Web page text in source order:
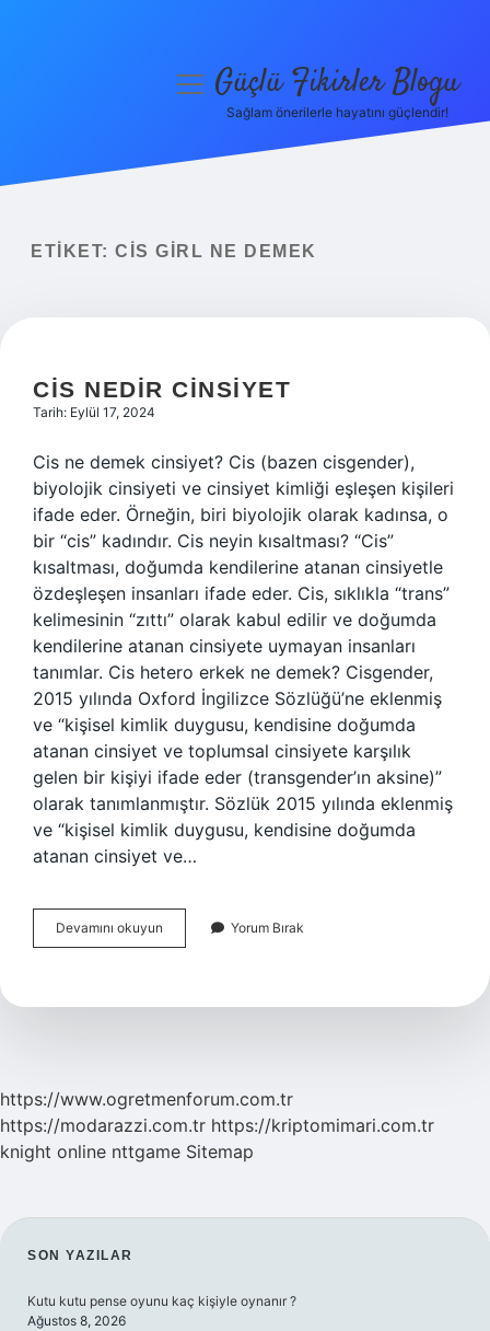
Yasal Uyarı
menüyüGüçlü Fikirler Blogu
Sağlam önerilerle hayatını güçlendir!
ETIKET: CIS GIRL NE DEMEK
CIS NEDIR CINSIYET
Tarih: Eylül 17, 2024
Cis ne demek cinsiyet? Cis (bazen cisgender),
biyolojik cinsiyeti ve cinsiyet kimliği eşleşen kişileri
ifade eder. Örneğin, biri biyolojik olarak kadınsa, o
bir “cis” kadındır. Cis neyin kısaltması? “Cis”
kısaltması, doğumda kendilerine atanan cinsiyetle
özdeşleşen insanları ifade eder. Cis, sıklıkla “trans”
kelimesinin “zıttı” olarak kabul edilir ve doğumda
kendilerine atanan cinsiyete uymayan insanları
tanımlar. Cis hetero erkek ne demek? Cisgender,
2015 yılında Oxford İngilizce Sözlüğü’ne eklenmiş
ve “kişisel kimlik duygusu, kendisine doğumda
atanan cinsiyet ve toplumsal cinsiyete karşılık
gelen bir kişiyi ifade eder (transgender’ın aksine)”
olarak tanımlanmıştır. Sözlük 2015 yılında eklenmiş
ve “kişisel kimlik duygusu, kendisine doğumda
atanan cinsiyet ve…
Devamını okuyun
Nedir
Yorum Bırak
https://www.ogretmenforum.com.tr
https://modarazzi.com.tr https://kriptomimari.com.tr
knight online nttgame Sitemap
SIDEBAR
SON YAZILAR
Kutu kutu pense oyunu kaç kişiyle oynanır ?
Ağustos 8, 2026